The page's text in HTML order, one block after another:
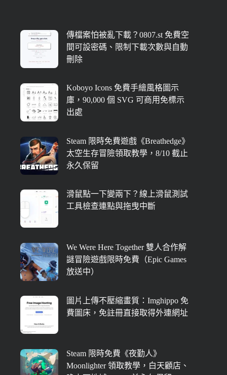
傳檔案怕被亂下載？0807.st 免費空
間可設密碼、限制下載次數與自動
刪除
Koboyo Icons 免費手繪風格圖示
庫，90,000 個 SVG 可商用免標示
出處
Steam 限時免費遊戲《Breathedge》
太空生存冒險領取教學，8/10 截止
永久保留
滑鼠點一下變兩下？線上滑鼠測試
工具檢查連點與拖曳中斷
We Were Here Together 雙人合作解
謎冒險遊戲限時免費（Epic Games
放送中）
圖片上傳不壓縮畫質：Imghippo 免
費圖床，免註冊直接取得外連網址
Steam 限時免費《夜勤人》
Moonlighter 領取教學，白天顧店、